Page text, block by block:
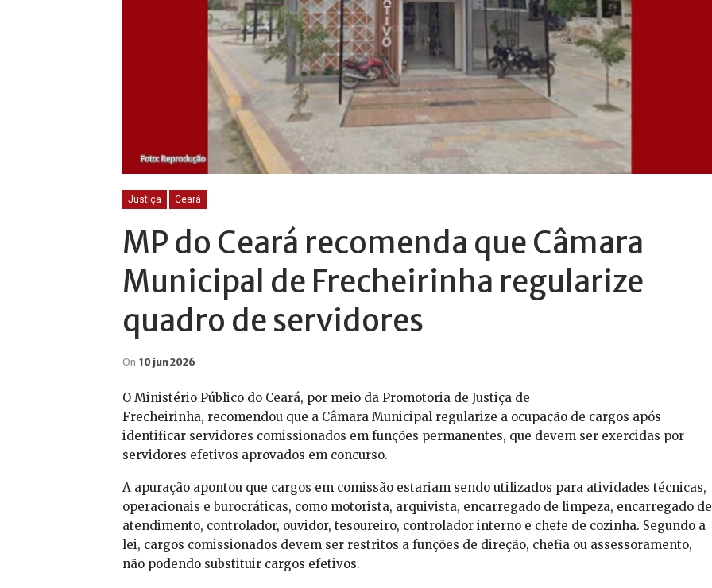
Justiça Ceará
MP do Ceará recomenda que Câmara
Municipal de Frecheirinha regularize
quadro de servidores
On 10 jun 2026
O Ministério Público do Ceará, por meio da Promotoria de Justiça de
Frecheirinha, recomendou que a Câmara Municipal regularize a ocupação de cargos após
identificar servidores comissionados em funções permanentes, que devem ser exercidas por
servidores efetivos aprovados em concurso.
A apuração apontou que cargos em comissão estariam sendo utilizados para atividades técnicas,
operacionais e burocráticas, como motorista, arquivista, encarregado de limpeza, encarregado de
atendimento, controlador, ouvidor, tesoureiro, controlador interno e chefe de cozinha. Segundo a
lei, cargos comissionados devem ser restritos a funções de direção, chefia ou assessoramento,
não podendo substituir cargos efetivos.